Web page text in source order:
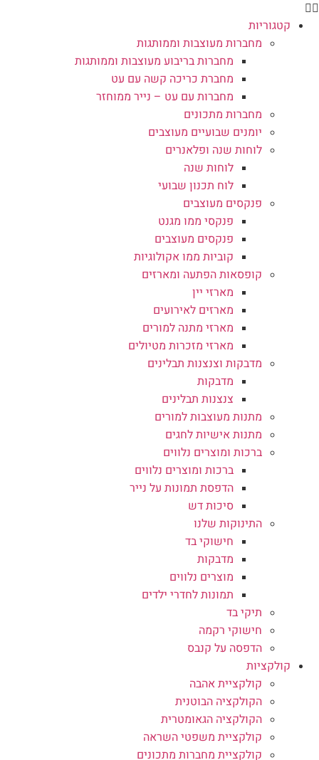
קטגוריות
מחברות מעוצבות וממותגות
מחברות בריבוע מעוצבות וממותגות
מחברת כריכה קשה עם עט
מחברות עם עט – נייר ממוחזר
מחברות מתכונים
יומנים שבועיים מעוצבים
לוחות שנה ופלאנרים
לוחות שנה
לוח תכנון שבועי
פנקסים מעוצבים
פנקסי ממו מגנט
פנקסים מעוצבים
קוביות ממו אקולוגיות
קופסאות הפתעה ומארזים
מארזי יין
מארזים לאירועים
מארזי מתנה למורים
מארזי מזכרות מטיולים
מדבקות וצנצנות תבלינים
מדבקות
צנצנות תבלינים
מתנות מעוצבות למורים
מתנות אישיות לחגים
ברכות ומוצרים נלווים
ברכות ומוצרים נלווים
הדפסת תמונות על נייר
סיכות דש
התינוקות שלנו
חישוקי בד
מדבקות
מוצרים נלווים
תמונות לחדרי ילדים
תיקי בד
חישוקי רקמה
הדפסה על קנבס
קולקציות
קולקציית אהבה
הקולקציה הבוטנית
הקולקציה הגאומטרית
קולקציית משפטי השראה
קולקציית מחברות מתכונים